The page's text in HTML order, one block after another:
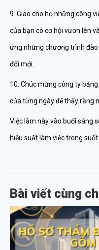
9. Giao cho họ những công
của bạn có cơ hội vươn lên
ứng những chương trình
đổi mới.
10. Chúc mừng công ty
của từng ngày để thấy rằng
Việc làm này vào buổi sáng
hiệu suất làm việc trong suốt
Bài viết cùng